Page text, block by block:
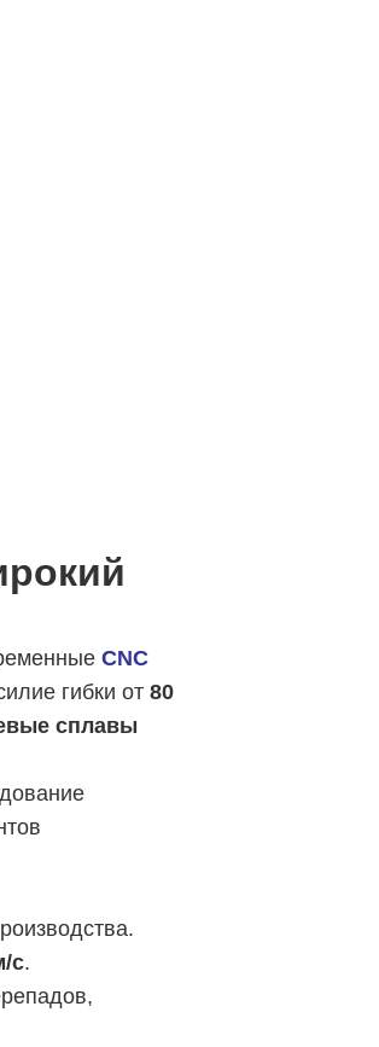
CNC
гибки от 80
сплавы
с.